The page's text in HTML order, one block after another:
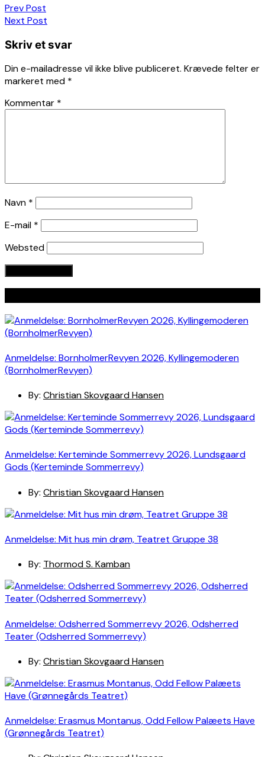
Indlægsnavigation
Prev Post
Next Post
Skriv et svar
Din e-mailadresse vil ikke blive publiceret. Krævede felter er
markeret med *
Kommentar *
Navn *
E-mail *
Websted
Anmeldelse: BornholmerRevyen 2026, Kyllingemoderen
(BornholmerRevyen)
By: Christian Skovgaard Hansen
Anmeldelse: Kerteminde Sommerrevy 2026, Lundsgaard
Gods (Kerteminde Sommerrevy)
By: Christian Skovgaard Hansen
Anmeldelse: Mit hus min drøm, Teatret Gruppe 38
By: Thormod S. Kamban
Anmeldelse: Odsherred Sommerrevy 2026, Odsherred
Teater (Odsherred Sommerrevy)
By: Christian Skovgaard Hansen
Anmeldelse: Erasmus Montanus, Odd Fellow Palæets Have
(Grønnegårds Teatret)